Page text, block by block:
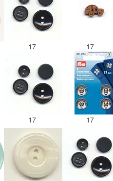
17 17
17 17